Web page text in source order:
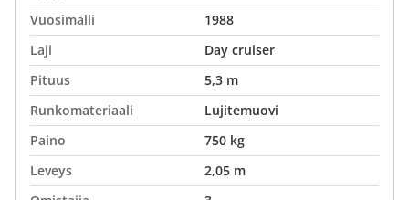
Vuosimalli
1988
Laji
Day cruiser
Pituus
5,3 m
Runkomateriaali
Lujitemuovi
Paino
750 kg
Leveys
2,05 m